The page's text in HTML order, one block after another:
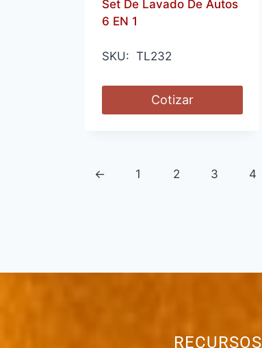
Set De Lavado De Autos
6 EN 1
SKU: TL232
Cotizar
← 1 2 3 4
RECURSOS